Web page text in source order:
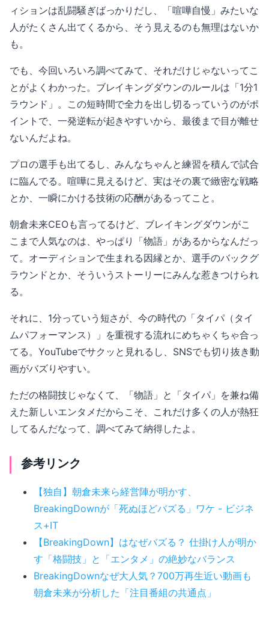
ィションは乱闘騒ぎばっかりだし、「喧嘩自慢」みたいな
人がたくさん出てくるから、そう見えるのも無理はないか
も。
でも、今回いろいろ調べてみて、それだけじゃないってこ
とがよくわかった。ブレイキングダウンのルールは「1分1
ラウンド」。この短時間で全力を出し切るっていうのがポ
イントで、一発逆転が起きやすいから、最後まで目が離せ
ないんだよね。
プロの選手も出てるし、みんなちゃんと練習を積んで試合
に臨んでる。喧嘩に見えるけど、実はその裏で緻密な戦略
とか、一瞬にかける技術の応酬があるってこと。
朝倉未来CEOも言ってるけど、ブレイキングダウンがこ
こまで人気なのは、やっぱり「物語」があるからなんだっ
て。オーディションで生まれる因縁とか、選手のバックグ
ラウンドとか、そういうストーリーにみんな惹きつけられ
る。
それに、1分っていう短さが、今の時代の「タイパ（タイ
ムパフォーマンス）」を重視する流れにめちゃくちゃ合っ
てる。YouTubeでサクッと見れるし、SNSでも切り抜き動
画がバズりやすい。
ただの格闘技じゃなくて、「物語」と「タイパ」を兼ね備
えた新しいエンタメだからこそ、これだけ多くの人が熱狂
してるんだなって、調べてみて納得したよ。
参考リンク
【独自】朝倉未来ら経営陣が明かす、
BreakingDownが「死ぬほどバズる」ワケ - ビジネ
ス+IT
【BreakingDown】はなぜバズる？ 仕掛け人が明か
す「格闘技」と「エンタメ」の絶妙なバランス
BreakingDownなぜ大人気？700万再生近い動画も
朝倉未来が分析した「注目番組の共通点」